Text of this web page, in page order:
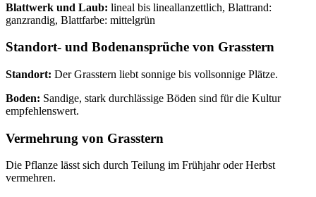
Blattwerk und Laub: lineal bis lineallanzettlich, Blattrand:
ganzrandig, Blattfarbe: mittelgrün
Standort- und Bodenansprüche von Grasstern
Standort: Der Grasstern liebt sonnige bis vollsonnige Plätze.
Boden: Sandige, stark durchlässige Böden sind für die Kultur
empfehlenswert.
Vermehrung von Grasstern
Die Pflanze lässt sich durch Teilung im Frühjahr oder Herbst
vermehren.